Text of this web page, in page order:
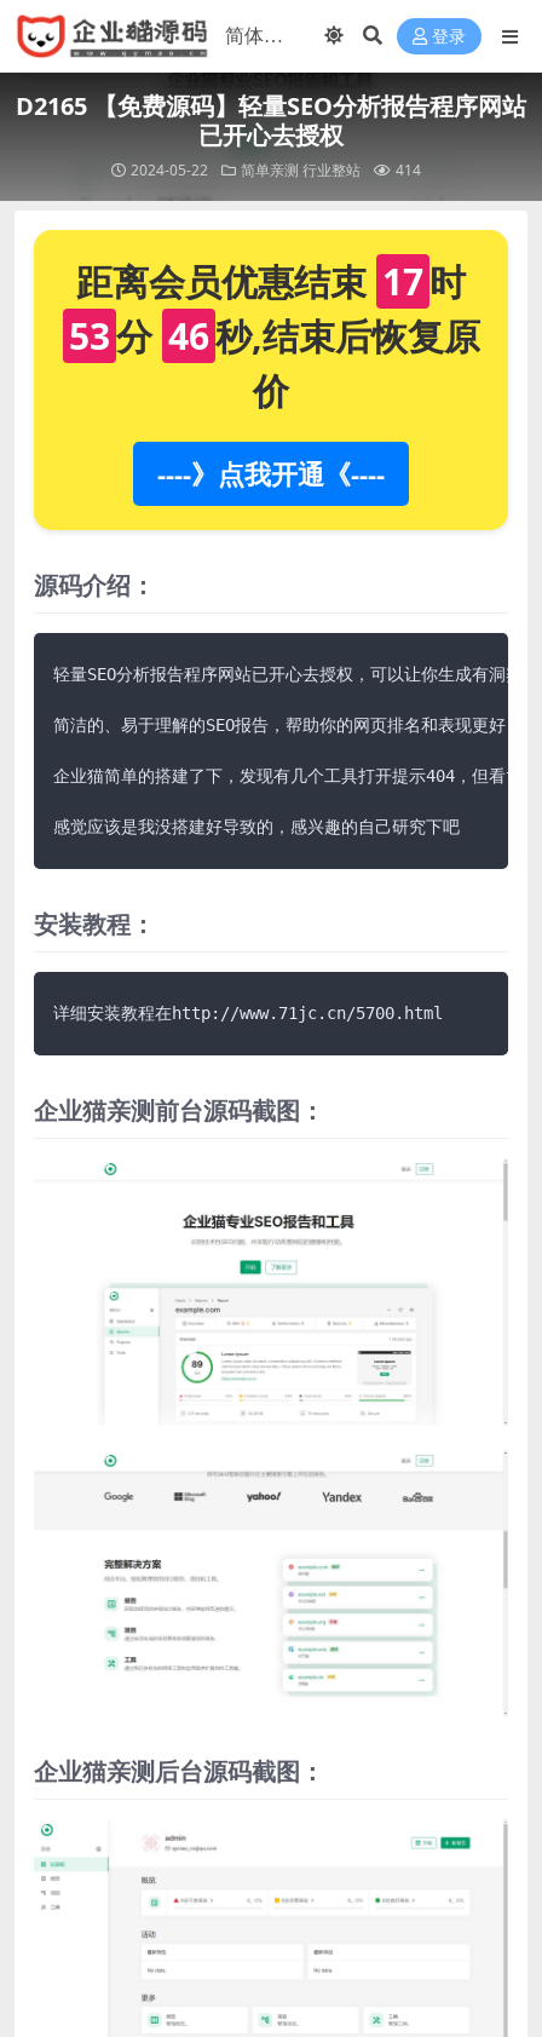
登录
D2165 【免费源码】轻量SEO分析报告程序网站
已开心去授权
2024-05-22 简单亲测 行业整站 414
距离会员优惠结束 17时
53分 45秒,结束后恢复原
价
----》点我开通《----
源码介绍：
轻量SEO分析报告程序网站已开心去授权，可以让你生成有洞察
简洁的、易于理解的SEO报告，帮助你的网页排名和表现更好
企业猫简单的搭建了下，发现有几个工具打开提示404，但看
感觉应该是我没搭建好导致的，感兴趣的自己研究下吧
安装教程：
详细安装教程在http://www.71jc.cn/5700.html
企业猫亲测前台源码截图：
企业猫亲测后台源码截图：